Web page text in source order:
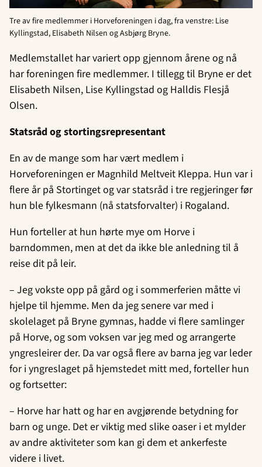
Tre av fire medlemmer i Horveforeningen i dag, fra venstre: Lise
Kyllingstad, Elisabeth Nilsen og Asbjørg Bryne.
Medlemstallet har variert opp gjennom årene og nå
har foreningen fire medlemmer. I tillegg til Bryne er det
Elisabeth Nilsen, Lise Kyllingstad og Halldis Flesjå
Olsen.
Statsråd og stortingsrepresentant
En av de mange som har vært medlem i
Horveforeningen er Magnhild Meltveit Kleppa. Hun var i
flere år på Stortinget og var statsråd i tre regjeringer før
hun ble fylkesmann (nå statsforvalter) i Rogaland.
Hun forteller at hun hørte mye om Horve i
barndommen, men at det da ikke ble anledning til å
reise dit på leir.
– Jeg vokste opp på gård og i sommerferien måtte vi
hjelpe til hjemme. Men da jeg senere var med i
skolelaget på Bryne gymnas, hadde vi flere samlinger
på Horve, og som voksen var jeg med og arrangerte
yngresleirer der. Da var også flere av barna jeg var leder
for i yngreslaget på hjemstedet mitt med, forteller hun
og fortsetter:
– Horve har hatt og har en avgjørende betydning for
barn og unge. Det er viktig med slike oaser i et mylder
av andre aktiviteter som kan gi dem et ankerfeste
videre i livet.